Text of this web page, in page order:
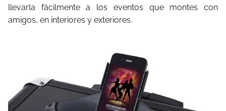
llevarla fácilmente a los eventos que montes con
amigos, en interiores y exteriores.